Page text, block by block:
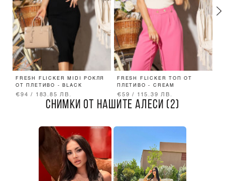
FRESH FLICKER MIDI РОКЛЯ
ОТ ПЛЕТИВО - BLACK
€94 / 183.85 ЛВ.
FRESH FLICKER ТОП ОТ
ПЛЕТИВО - CREAM
€59 / 115.39 ЛВ.
СНИМКИ ОТ НАШИТЕ АЛЕСИ (2)